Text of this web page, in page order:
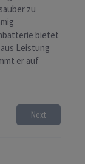
zu
bietet
Leistung
er auf
Next